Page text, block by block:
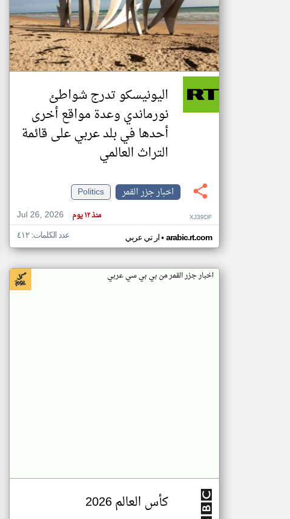
اليونيسكو تدرج شواطئ
نورماندي وعدة مواقع أخرى
أحدها في بلد عربي على قائمة
التراث العالمي
اخبار جزر القمر
Politics
Jul 26, 2026
منذ ١٢ يوم XJ39DF
ار تي عربي• arabic.rt.com عدد الكلمات: ٤١٢
اخبار جزر القمر من بي بي سي عربي
كأس العالم 2026